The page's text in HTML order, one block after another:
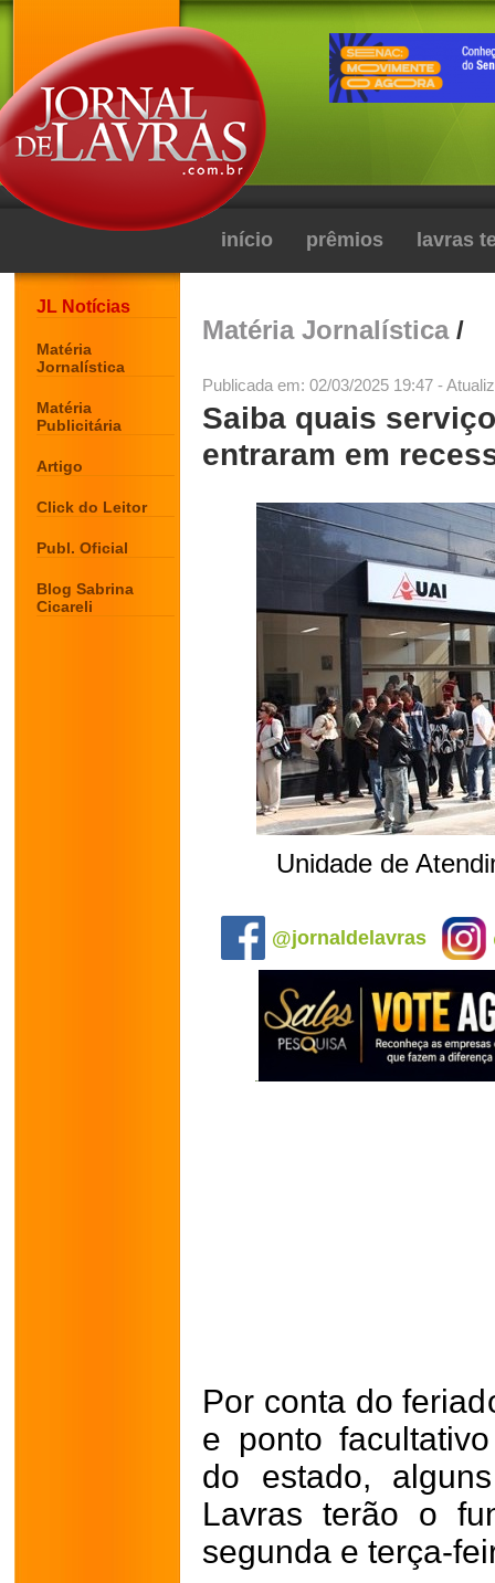
início prêmios lavras
JL Notícias
Matéria
Jornalística
Matéria
Publicitária
Artigo
Click do Leitor
Publ. Oficial
Blog Sabrina
Cicareli
Matéria Jornalística/
Publicada em: 02/03/2025 19:47 -
Saiba quais
entraram em
Unidade de
@jornaldelavras
Por conta do
e ponto
do estado,
Lavras terão o
segunda e terça-